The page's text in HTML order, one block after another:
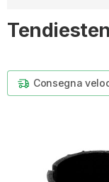
Consegna